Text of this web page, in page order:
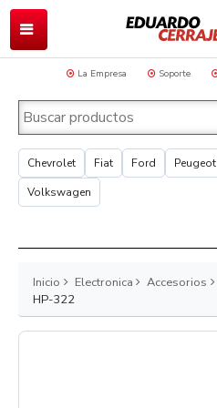
La Empresa Soporte
Chevrolet Fiat Ford Peugeot
Volkswagen
Inicio Electronica Accesorios
HP-322